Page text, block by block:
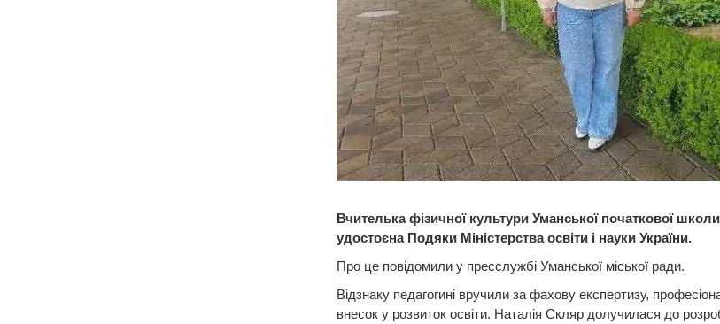
Вчителька фізичної культури Уманської початкової
удостоєна Подяки Міністерства освіти і науки України.
Про це повідомили у пресслужбі Уманської міської ради.
Відзнаку педагогині вручили за фахову експертизу,
внесок у розвиток освіти. Наталія Скляр долучилася до